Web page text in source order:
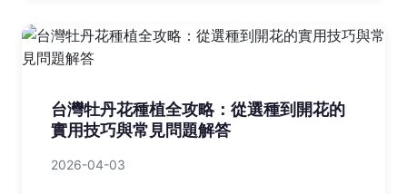
台灣牡丹花種植全攻略：從選種到開花的
實用技巧與常見問題解答
2026-04-03